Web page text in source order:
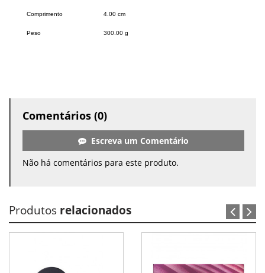
Comprimento 4.00 cm
Peso 300.00 g
Comentários (0)
Escreva um Comentário
Não há comentários para este produto.
Produtos relacionados